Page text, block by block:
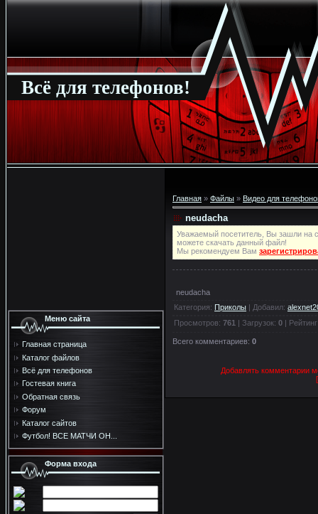
Всё для телефонов!
Меню сайта
Главная страница
Каталог файлов
Всё для телефонов
Гостевая книга
Обратная связь
Форум
Каталог сайтов
Футбол! ВСЕ МАТЧИ ОН...
Форма входа
Главная » Файлы » Видео для
neudacha
Уважаемый посетитель, Вы зашли на
можете скачать данный файл!
Мы рекомендуем Вам
neudacha
Категория: Приколы | Добавил:
Просмотров: 761 | Загрузок: 0 | Рейтинг
Всего комментариев: 0
Добавлять комментарии